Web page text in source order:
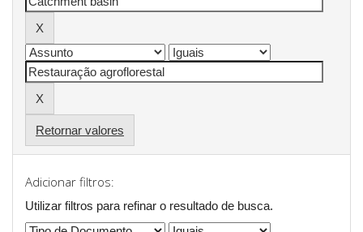
Retornar valores
Adicionar filtros:
Utilizar filtros para refinar o resultado de busca.